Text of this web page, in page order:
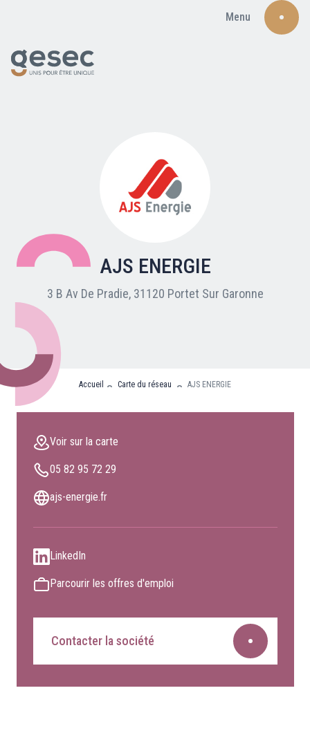
Menu
Nos adhérents
Carte du réseau
Nos partenaires
Clients professionnels
AJS ENERGIE
3 B Av De Pradie, 31120 Portet Sur Garonne
Accueil Carte du réseau AJS ENERGIE
Voir sur la carte
05 82 95 72 29
ajs-energie.fr
LinkedIn
Parcourir les offres d'emploi
Contacter la société